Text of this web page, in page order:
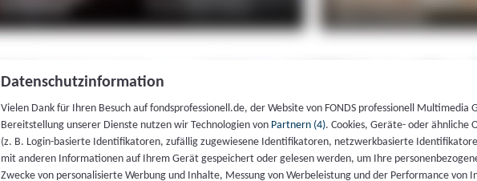
Datenschutzinformation
Vielen Dank für Ihren Besuch auf fondsprofessionell.de, der Website von FONDS professionell Multimedia
Bereitstellung unserer Dienste nutzen wir Technologien von Partnern (4). Cookies, Geräte- oder ähnliche
(z. B. Login-basierte Identifikatoren, zufällig zugewiesene Identifikatoren, netzwerkbasierte
mit anderen Informationen auf Ihrem Gerät gespeichert oder gelesen werden, um Ihre
Zwecke von personalisierte Werbung und Inhalte, Messung von Werbeleistung und der Performance von